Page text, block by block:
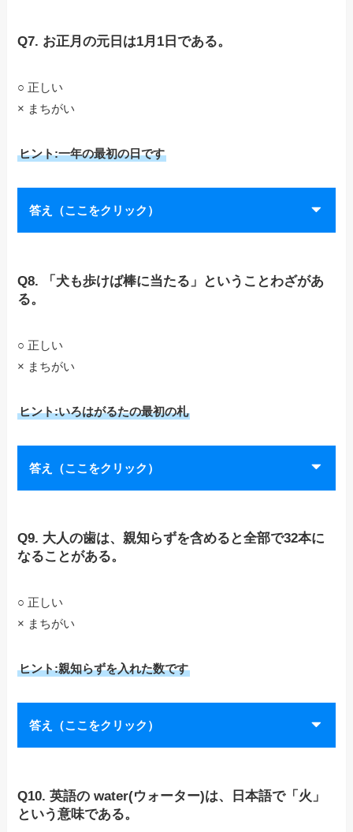
Q7. お正月の元日は1月1日である。
○ 正しい
× まちがい
ヒント:一年の最初の日です
答え（ここをクリック）
Q8. 「犬も歩けば棒に当たる」ということわざがあ
る。
○ 正しい
× まちがい
ヒント:いろはがるたの最初の札
答え（ここをクリック）
Q9. 大人の歯は、親知らずを含めると全部で32本に
なることがある。
○ 正しい
× まちがい
ヒント:親知らずを入れた数です
答え（ここをクリック）
Q10. 英語の water(ウォーター)は、日本語で「火」
という意味である。